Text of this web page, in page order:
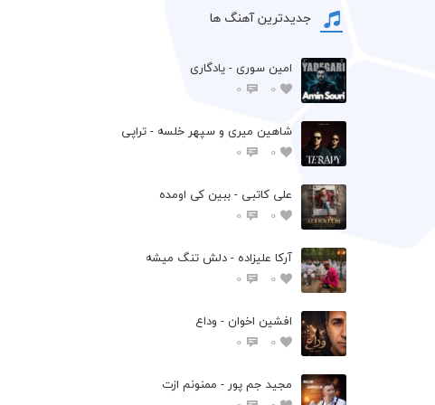
جدیدترین آهنگ ها
امین سوری - یادگاری
0
0
شاهین میری و سپهر خلسه - تراپی
0
0
علی کاتبی - ببین کی اومده
0
0
آرکا علیزاده - دلش تنگ میشه
0
0
افشين اخوان - وداع
0
0
مجید جم پور - ممنونم ازت